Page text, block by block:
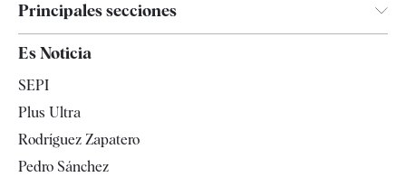
Principales secciones
España
Televisión
Es Noticia
SEPI
Plus Ultra
Rodríguez Zapatero
Pedro Sánchez